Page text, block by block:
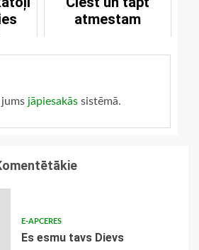
atmestam
jāpiesakās sistēmā.
E-APCERES
Es esmu tavs Dievs